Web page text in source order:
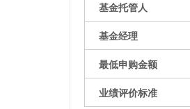
基金托管人
基金经理
最低申购金额
业绩评价标准